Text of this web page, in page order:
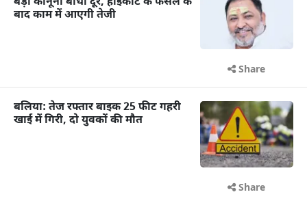
बाद काम में आएगी तेजी
Share
बलिया: तेज रफ्तार बाइक 25 फीट गहरी
खाई में गिरी, दो युवकों की मौत
Share